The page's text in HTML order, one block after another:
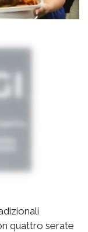
quattro serate